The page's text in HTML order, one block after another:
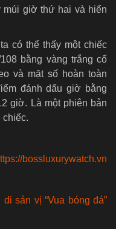
múi giờ thứ hai và hiển
có thể thấy một chiếc
bằng vàng trắng cổ
và mặt số hoàn toàn
đánh dấu giờ bằng
giờ. Là một phiên bản
chiếc.
bossluxurywatch.vn
sản vị “Vua bóng đá”